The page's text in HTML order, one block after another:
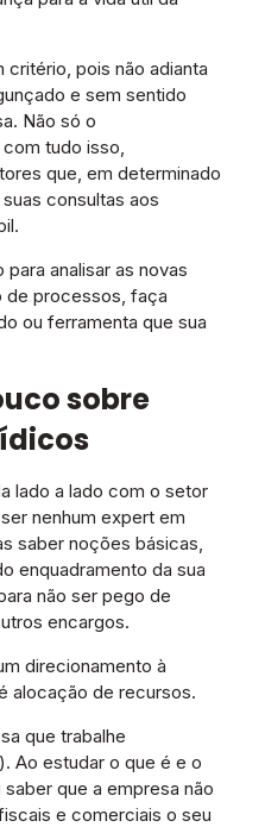
pois não adianta
e sem sentido
Não só o
tudo isso,
que, em determinado
consultas aos
analisar as novas
de processos, faça
ou ferramenta que sua
sobre
lado a lado com o setor
nenhum expert em
saber noções básicas,
enquadramento da sua
não ser pego de
encargos.
direcionamento à
alocação de recursos.
que trabalhe
Ao estudar o que é e o
que a empresa não
e comerciais o seu